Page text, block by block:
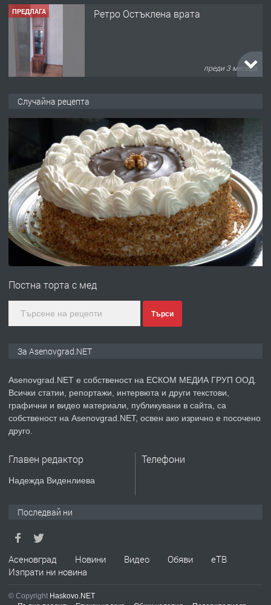
ПРЕДЛАГА Ретро Остъклена врата
преди 3 месеца
преди 10 месеца
ПРЕДЛАГА
Професионална броячна машина -
със сертификат от ЕЦБ
преди 1 година
ПРЕДЛАГА
Професионална зеленчукорезачка
преди 2 години
ПРЕДЛАГА
Давам индивидуалани уроци по
преди 2 години
Случайна рецепта
Постна торта с мед
Търси
За Asenovgrad.NET
Asenovgrad.NET е собственост на ЕСКОМ МЕДИА ГРУП ООД.
Всички статии, репортажи, интервюта и други текстови,
графични и видео материали, публикувани в сайта, са
собственост на Asenovgrad.NET, освен ако изрично е посочено
друго.
Главен редактор
Надежда Виденлиева
Телефони
Последвай ни
Асеновград Новини Видео Обяви
еТВ
Изпрати ни новина
© Copyright Haskovo.NET